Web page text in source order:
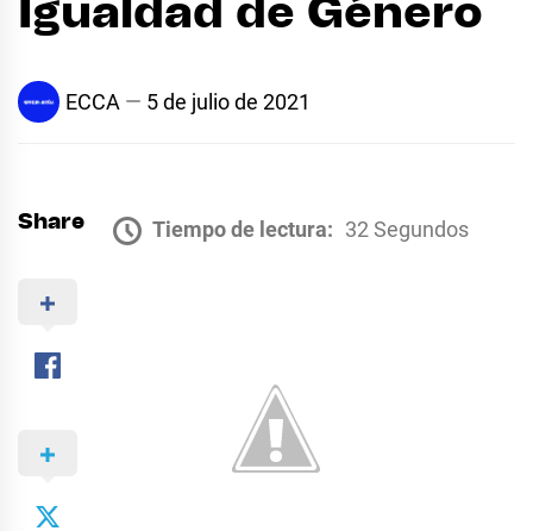
Igualdad de Género
ECCA 5 de julio de 2021
Share Tiempo de lectura: 32 Segundos